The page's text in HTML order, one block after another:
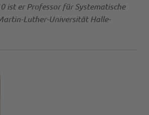
ist er Professor für Systematische
Luther-Universität Halle-